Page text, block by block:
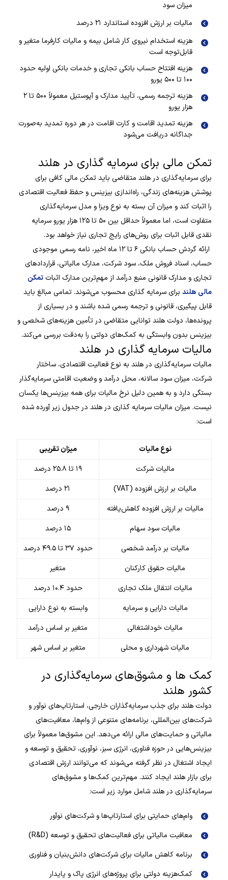
میزان سود
مالیات بر ارزش افزوده استاندارد ۲۱ درصد
هزینه استخدام نیروی کار شامل بیمه و مالیات کارفرما متغیر و
قابل‌توجه است
هزینه افتتاح حساب بانکی تجاری و خدمات بانکی اولیه حدود
۱۰۰ تا ۵۰۰ یورو
هزینه ترجمه رسمی، تأیید مدارک و آپوستیل معمولاً ۵۰۰ تا ۲
هزار یورو
هزینه تمدید اقامت و کارت اقامت در هر دوره تمدید به‌صورت
جداگانه دریافت می‌شود
تمکن مالی برای سرمایه گذاری در هلند
برای سرمایه‌گذاری در هلند متقاضی باید تمکن مالی کافی برای
پوشش هزینه‌های زندگی، راه‌اندازی بیزینس و حفظ فعالیت اقتصادی
را اثبات کند و میزان آن بسته به نوع ویزا و مدل سرمایه‌گذاری
متفاوت است، اما معمولاً حداقل بین ۵۰ تا ۱۲۵ هزار یورو سرمایه
نقدی قابل اثبات برای روش‌های رایج تجاری نیاز خواهد بود.
ارائه گردش حساب بانکی ۶ تا ۱۲ ماه اخیر، نامه رسمی موجودی
حساب، اسناد فروش ملک، سود شرکت، مدارک مالیاتی، قراردادهای
تجاری و مدارک قانونی منبع درآمد از مهم‌ترین مدارک اثباتتمکن
مالی هلند برای سرمایه گذاری محسوب می‌شوند. تمامی مبالغ باید
قابل پیگیری، قانونی و ترجمه رسمی شده باشند و در بسیاری از
پرونده‌ها، دولت هلند توانایی متقاضی در تأمین هزینه‌های شخصی و
بیزینس بدون وابستگی به کمک‌های دولتی را به‌دقت بررسی می‌کند.
مالیات سرمایه گذاری در هلند
مالیات سرمایه‌گذاری در هلند به نوع فعالیت اقتصادی، ساختار
شرکت، میزان سود سالانه، محل درآمد و وضعیت اقامتی سرمایه‌گذار
بستگی دارد و به همین دلیل نرخ مالیات برای همه بیزینس‌ها یکسان
نیست. میزان مالیات سرمایه گذاری در هلند در جدول زیر آورده شده
است:
نوع مالیات
میزان تقریبی
مالیات شرکت
۱۹ تا ۲۵.۸ درصد
مالیات بر ارزش افزوده (VAT)
۲۱ درصد
مالیات بر ارزش افزوده کاهش‌یافته
۹ درصد
مالیات سود سهام
۱۵ درصد
مالیات بر درآمد شخصی
حدود ۳۷ تا ۴۹.۵ درصد
مالیات حقوق کارکنان
متغیر
مالیات انتقال ملک تجاری
حدود ۱۰.۴ درصد
مالیات دارایی و سرمایه
وابسته به نوع دارایی
مالیات خوداشتغالی
متغیر بر اساس درآمد
مالیات شهرداری و محلی
متغیر بر اساس شهر
کمک ها و مشوق‌های سرمایه‌گذاری در
کشور هلند
دولت هلند برای جذب سرمایه‌گذاران خارجی، استارتاپ‌های نوآور و
شرکت‌های بین‌المللی، برنامه‌های متنوعی از وام‌ها، معافیت‌های
مالیاتی و حمایت‌های مالی ارائه می‌دهد. این مشوق‌ها معمولاً برای
بیزینس‌هایی در حوزه فناوری، انرژی سبز، نوآوری، تحقیق و توسعه و
ایجاد اشتغال در نظر گرفته می‌شوند که می‌توانند ارزش اقتصادی
برای بازار هلند ایجاد کنند. مهم‌ترین کمک‌ها و مشوق‌های
سرمایه‌گذاری در هلند شامل موارد زیر است:
وام‌های حمایتی برای استارتاپ‌ها و شرکت‌های نوآور
معافیت مالیاتی برای فعالیت‌های تحقیق و توسعه (R&D)
برنامه کاهش مالیات برای شرکت‌های دانش‌بنیان و فناوری
کمک‌هزینه دولتی برای پروژه‌های انرژی پاک و پایدار